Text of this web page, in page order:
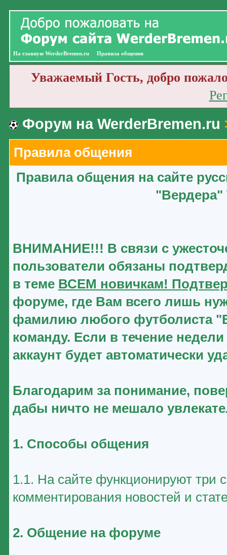
На главную WerderBremen.ru Правила общения
Уважаемый Гость, добро
Форум на WerderBremen.ru
Правила общения
Правила общения на сайте
"Вердера"
ВНИМАНИЕ!!! В связи с
пользователи обязаны
в теме ВСЕМ новичкам!
форуме, где Вам всего лишь
фамилию любого футболиста
команду. Если в течение
аккаунт будет автоматически
Благодарим за понимание,
дабы ничто не мешало
1. Способы общения
1.1. На сайте функционируют три
комментирования новостей и
2. Общение на форуме